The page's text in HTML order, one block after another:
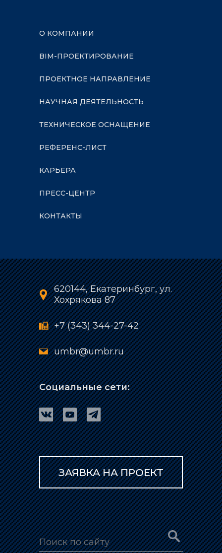
О КОМПАНИИ
BIM-ПРОЕКТИРОВАНИЕ
ПРОЕКТНОЕ НАПРАВЛЕНИЕ
НАУЧНАЯ ДЕЯТЕЛЬНОСТЬ
ТЕХНИЧЕСКОЕ ОСНАЩЕНИЕ
РЕФЕРЕНС-ЛИСТ
КАРЬЕРА
ПРЕСС-ЦЕНТР
КОНТАКТЫ
620144, Екатеринбург, ул.
Хохрякова 87
+7 (343) 344-27-42
umbr@umbr.ru
Социальные сети:
ЗАЯВКА НА ПРОЕКТ